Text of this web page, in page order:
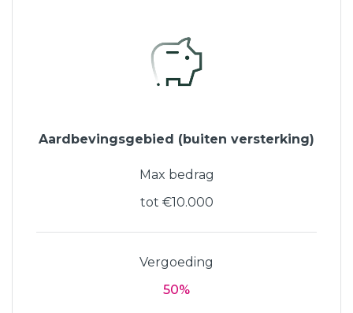
Aardbevingsgebied (buiten versterking)
Max bedrag
tot €10.000
Vergoeding
50%